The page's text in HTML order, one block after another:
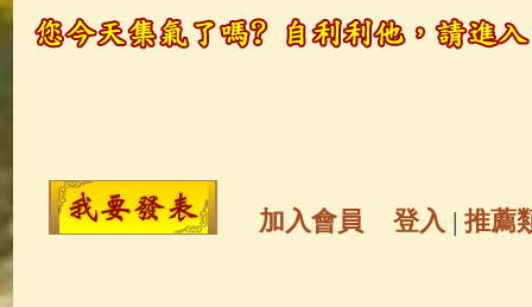
觀世音菩薩 (147) 聖救度佛母(
金山活佛
加入會員 登入 | 推薦